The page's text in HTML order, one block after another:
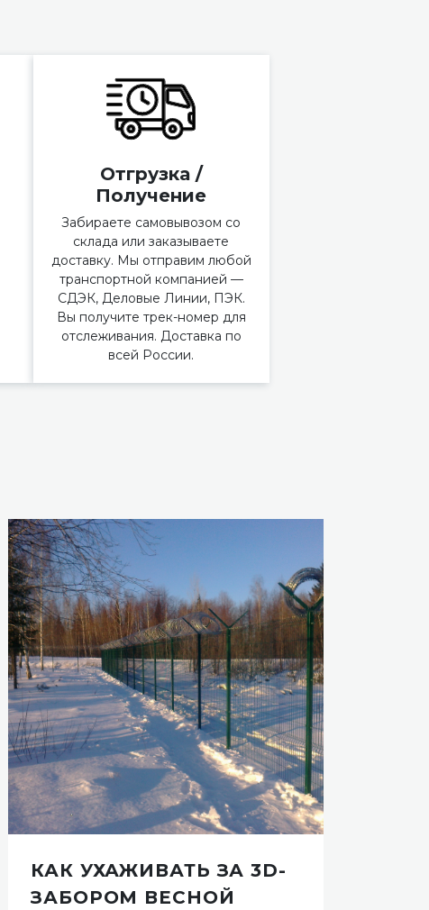
Отгрузка /
Получение
Забираете самовывозом со
склада или заказываете
доставку. Мы отправим любой
транспортной компанией —
СДЭК, Деловые Линии, ПЭК.
Вы получите трек-номер для
отслеживания. Доставка по
всей России.
КАК УХАЖИВАТЬ ЗА 3D-
ЗАБОРОМ ВЕСНОЙ